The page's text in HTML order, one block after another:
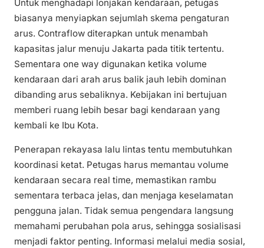
Untuk menghadapi lonjakan kendaraan, petugas
biasanya menyiapkan sejumlah skema pengaturan
arus. Contraflow diterapkan untuk menambah
kapasitas jalur menuju Jakarta pada titik tertentu.
Sementara one way digunakan ketika volume
kendaraan dari arah arus balik jauh lebih dominan
dibanding arus sebaliknya. Kebijakan ini bertujuan
memberi ruang lebih besar bagi kendaraan yang
kembali ke Ibu Kota.
Penerapan rekayasa lalu lintas tentu membutuhkan
koordinasi ketat. Petugas harus memantau volume
kendaraan secara real time, memastikan rambu
sementara terbaca jelas, dan menjaga keselamatan
pengguna jalan. Tidak semua pengendara langsung
memahami perubahan pola arus, sehingga sosialisasi
menjadi faktor penting. Informasi melalui media sosial,